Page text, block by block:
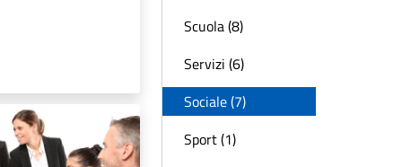
Scuola (8)
Servizi (6)
Sociale (7)
Sport (1)